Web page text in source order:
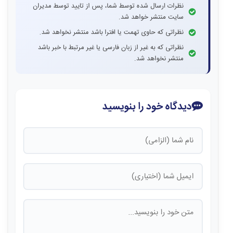
نظرات ارسال شده توسط شما، پس از تایید توسط مدیران
سایت منتشر خواهد شد.
نظراتی که حاوی تهمت یا افترا باشد منتشر نخواهد شد.
نظراتی که به غیر از زبان فارسی یا غیر مرتبط با خبر باشد
منتشر نخواهد شد.
دیدگاه خود را بنویسید